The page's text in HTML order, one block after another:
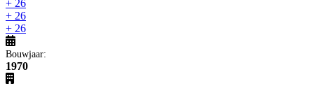
+ 26
+ 26
+ 26
Bouwjaar:
1970